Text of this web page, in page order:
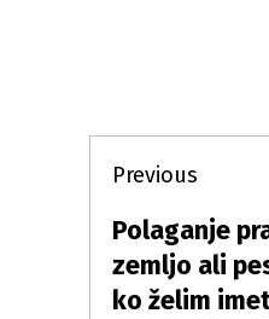
Post
Previous
Previous
post:
Polaganje
zemljo ali
ko želim